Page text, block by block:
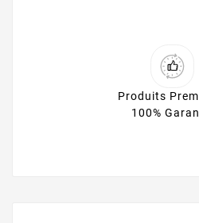
Produits
100%